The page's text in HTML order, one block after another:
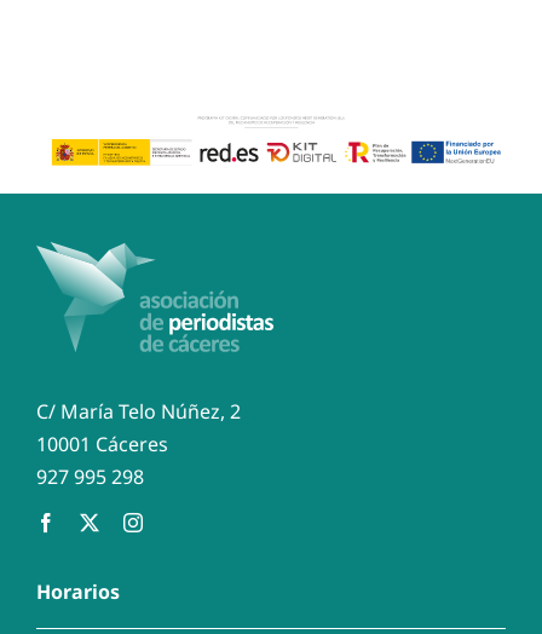
C/ María Telo Núñez, 2
10001 Cáceres
927 995 298
Horarios